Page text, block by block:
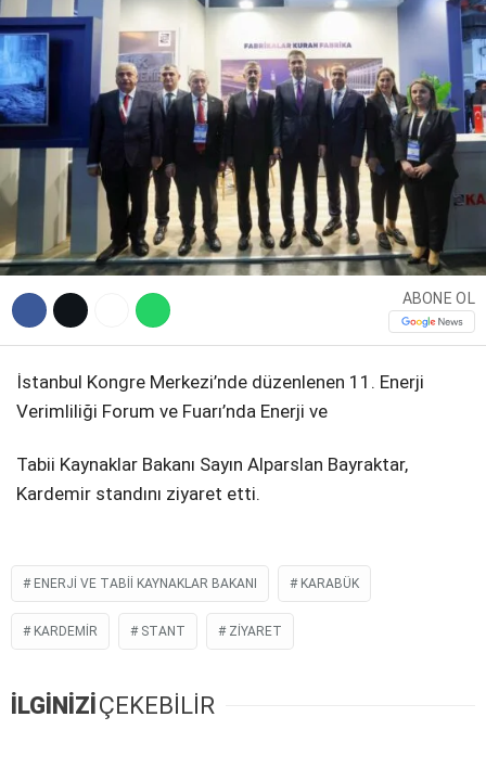
Youtube
ABONE OL
İstanbul Kongre Merkezi’nde düzenlenen 11. Enerji
Verimliliği Forum ve Fuarı’nda Enerji ve
Tabii Kaynaklar Bakanı Sayın Alparslan Bayraktar,
Kardemir standını ziyaret etti.
ENERJI VE TABII KAYNAKLAR BAKANI KARABÜK
KARDEMIR STANT ZIYARET
İLGİNİZİ ÇEKEBİLİR